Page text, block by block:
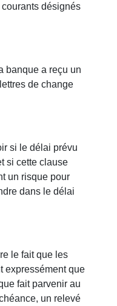
courants désignés
banque a reçu un
de change
si le délai prévu
si cette clause
un risque pour
dans le délai
le fait que les
expressément que
fait parvenir au
un relevé